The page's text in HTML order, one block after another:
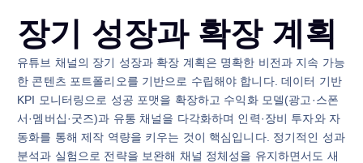
장기 성장과 확장 계획
유튜브 채널의 장기 성장과 확장 계획은 명확한 비전과 지속 가능
한 콘텐츠 포트폴리오를 기반으로 수립해야 합니다. 데이터 기반
KPI 모니터링으로 성공 포맷을 확장하고 수익화 모델(광고·스폰
서·멤버십·굿즈)과 유통 채널을 다각화하며 인력·장비 투자와 자
동화를 통해 제작 역량을 키우는 것이 핵심입니다. 정기적인 성과
분석과 실험으로 전략을 보완해 채널 정체성을 유지하면서도 새